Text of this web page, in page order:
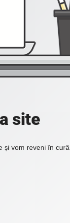
site
și vom reveni în